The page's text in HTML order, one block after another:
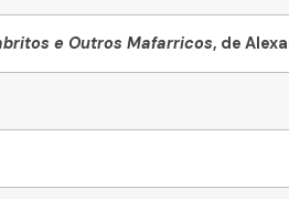
e Outros Mafarricos, de